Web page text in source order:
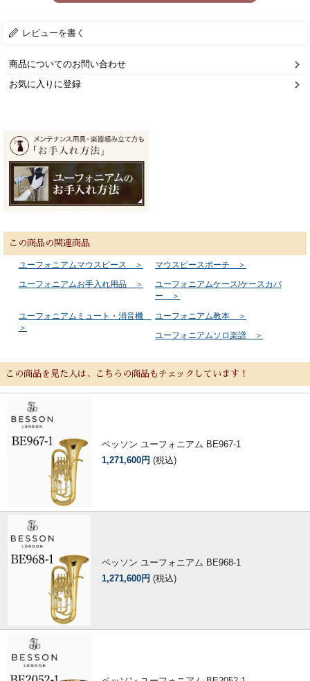
レビューを書く
商品についてのお問い合わせ
お気に入りに登録
この商品の関連商品
ユーフォニアムマウスピース ＞
マウスピースポーチ ＞
ユーフォニアムお手入れ用品 ＞
ユーフォニアムケース/ケースカバ
ー ＞
ユーフォニアムミュート・消音機
＞
ユーフォニアム教本 ＞
ユーフォニアムソロ楽譜 ＞
この商品を見た人は、こちらの商品もチェックしています！
ベッソン ユーフォニアム BE967-1
1,271,600円 (税込)
ベッソン ユーフォニアム BE968-1
1,271,600円 (税込)